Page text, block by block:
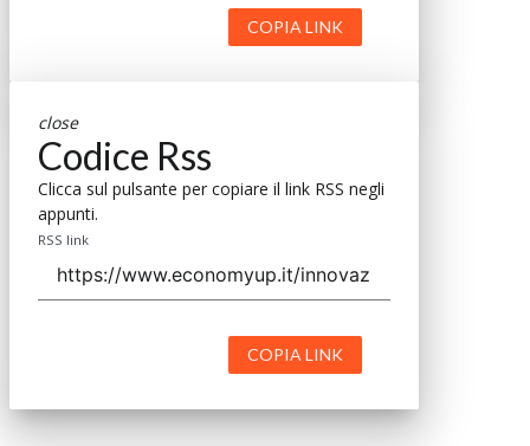
COPIA LINK
close
Codice Rss
Clicca sul pulsante per copiare il link RSS negli
appunti.
RSS link
COPIA LINK